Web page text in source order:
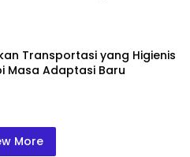
Transportasi yang Higienis
Masa Adaptasi Baru
More